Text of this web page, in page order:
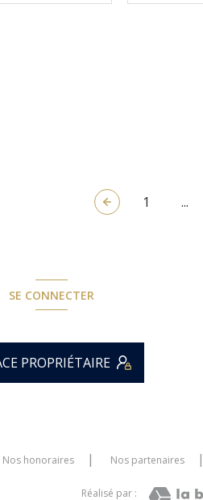
1 ...
SE CONNECTER
PROPRIÉTAIRE
Nos honoraires Nos partenaires
Réalisé par :